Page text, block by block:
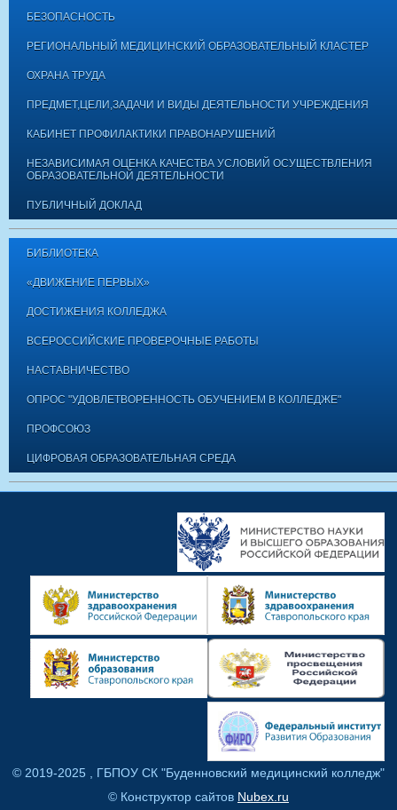
БЕЗОПАСНОСТЬ
РЕГИОНАЛЬНЫЙ МЕДИЦИНСКИЙ ОБРАЗОВАТЕЛЬНЫЙ КЛАСТЕР
ОХРАНА ТРУДА
ПРЕДМЕТ,ЦЕЛИ,ЗАДАЧИ И ВИДЫ ДЕЯТЕЛЬНОСТИ УЧРЕЖДЕНИЯ
КАБИНЕТ ПРОФИЛАКТИКИ ПРАВОНАРУШЕНИЙ
НЕЗАВИСИМАЯ ОЦЕНКА КАЧЕСТВА УСЛОВИЙ ОСУЩЕСТВЛЕНИЯ
ОБРАЗОВАТЕЛЬНОЙ ДЕЯТЕЛЬНОСТИ
ПУБЛИЧНЫЙ ДОКЛАД
БИБЛИОТЕКА
«ДВИЖЕНИЕ ПЕРВЫХ»
ДОСТИЖЕНИЯ КОЛЛЕДЖА
ВСЕРОССИЙСКИЕ ПРОВЕРОЧНЫЕ РАБОТЫ
НАСТАВНИЧЕСТВО
ОПРОС "УДОВЛЕТВОРЕННОСТЬ ОБУЧЕНИЕМ В КОЛЛЕДЖЕ"
ПРОФСОЮЗ
ЦИФРОВАЯ ОБРАЗОВАТЕЛЬНАЯ СРЕДА
© 2019-2025 , ГБПОУ СК "Буденновский медицинский колледж"
© Конструктор сайтов Nubex.ru